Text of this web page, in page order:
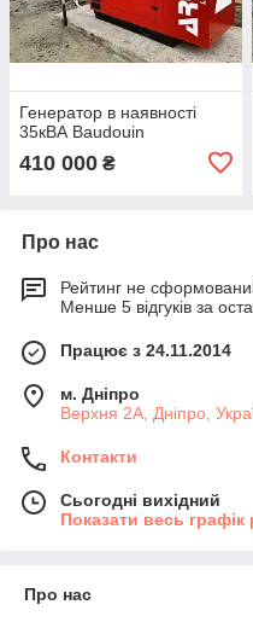
Генератор в наявності
35кВА Baudouin
410 000 ₴
Про нас
Рейтинг не
Менше 5 відгуків за
Працює з 24.11.2014
м. Дніпро
Верхня 2А, Дніпро,
Контакти
Сьогодні вихідний
Показати весь графік
Про нас